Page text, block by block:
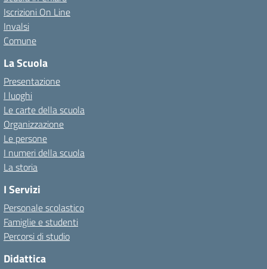
Iscrizioni On Line
Invalsi
Comune
La Scuola
Presentazione
I luoghi
Le carte della scuola
Organizzazione
Le persone
I numeri della scuola
La storia
I Servizi
Personale scolastico
Famiglie e studenti
Percorsi di studio
Didattica